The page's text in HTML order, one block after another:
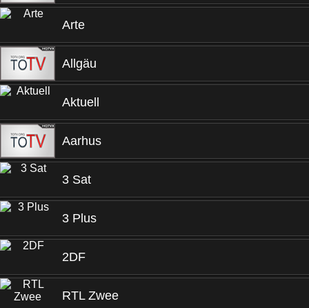
Arte
Allgäu
Aktuell
Aarhus
3 Sat
3 Plus
2DF
RTL Zwee